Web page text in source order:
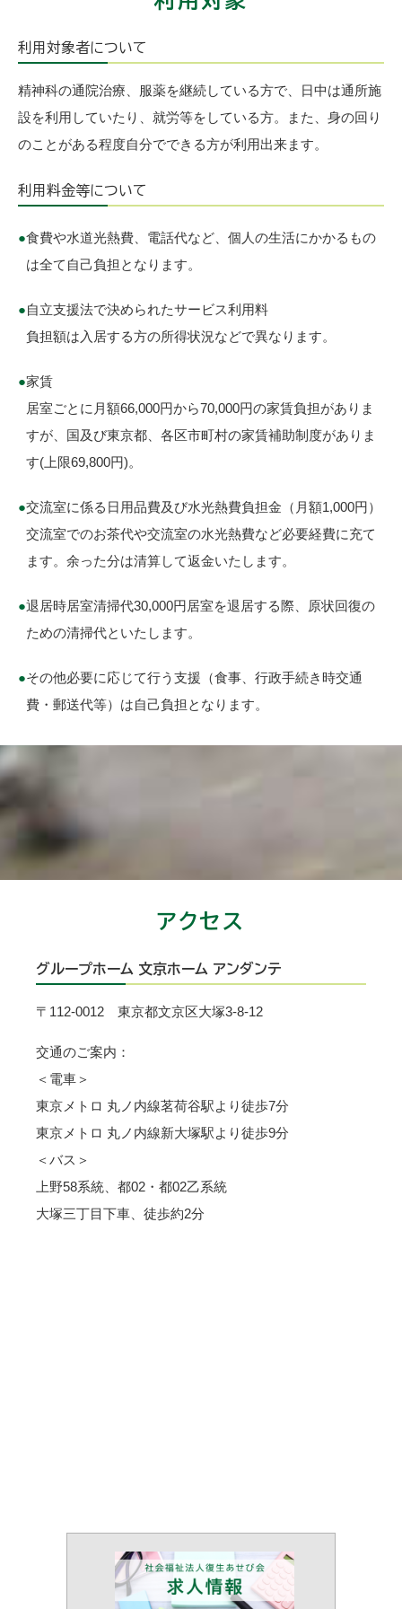
利用対象者について
精神科の通院治療、服薬を継続している方で、日中は通所施
設を利用していたり、就労等をしている方。また、身の回り
のことがある程度自分でできる方が利用出来ます。
利用料金等について
●食費や水道光熱費、電話代など、個人の生活にかかるもの
は全て自己負担となります。
●自立支援法で決められたサービス利用料
負担額は入居する方の所得状況などで異なります。
●家賃
居室ごとに月額66,000円から70,000円の家賃負担がありま
すが、国及び東京都、各区市町村の家賃補助制度がありま
す(上限69,800円)。
●交流室に係る日用品費及び水光熱費負担金（月額1,000円）
交流室でのお茶代や交流室の水光熱費など必要経費に充て
ます。余った分は清算して返金いたします。
●退居時居室清掃代30,000円居室を退居する際、原状回復の
ための清掃代といたします。
●その他必要に応じて行う支援（食事、行政手続き時交通
費・郵送代等）は自己負担となります。
アクセス
グループホーム 文京ホーム アンダンテ
〒112-0012 東京都文京区大塚3-8-12
交通のご案内：
＜電車＞
東京メトロ 丸ノ内線茗荷谷駅より徒歩7分
東京メトロ 丸ノ内線新大塚駅より徒歩9分
＜バス＞
上野58系統、都02・都02乙系統
大塚三丁目下車、徒歩約2分